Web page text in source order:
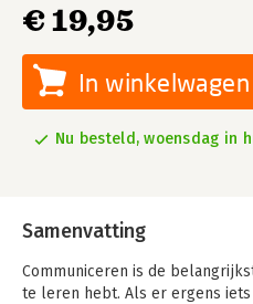
€ 19,95
In winkelwagen
Nu besteld, woensdag in
Samenvatting
Communiceren is de
te leren hebt. Als er ergens